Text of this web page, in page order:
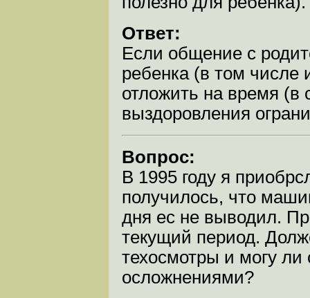
Ответ:
Если общение с
ребенка (в том числе
отложить на время (в
выздоровления
Вопрос:
В 1995 году я
получилось, что
дня ес не выводил.
текущий период.
техосмотры и могу ли
осложнениями?